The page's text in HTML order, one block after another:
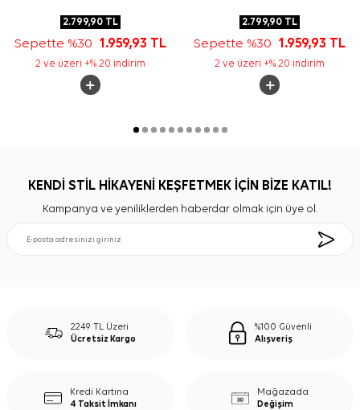
2.799,90TL
Sepette %30 1.959,93 TL
2 ve üzeri +% 20 indirim
2.799,90 TL
Sepette %30 1.959,93 TL
2 ve üzeri +% 20 indirim
KENDİ STİL HİKAYENİ KEŞFETMEK İÇİN BİZE KATIL!
Kampanya ve yeniliklerden haberdar olmak için üye ol.
2249 TL Üzeri
Ücretsiz Kargo
%100 Güvenli
Alışveriş
Kredi Kartına
4 Taksit İmkanı
Mağazada
Değişim